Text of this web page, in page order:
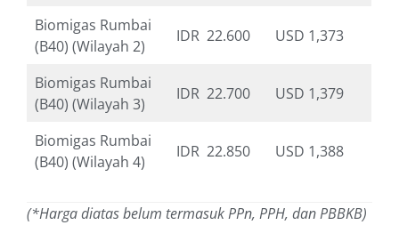
Biomigas Rumbai
(B40) (Wilayah 2)
IDR 22.600 USD 1,373
Biomigas Rumbai
(B40) (Wilayah 3)
IDR 22.700 USD 1,379
Biomigas Rumbai
(B40) (Wilayah 4)
IDR 22.850 USD 1,388
(*Harga diatas belum termasuk PPn, PPH, dan PBBKB)